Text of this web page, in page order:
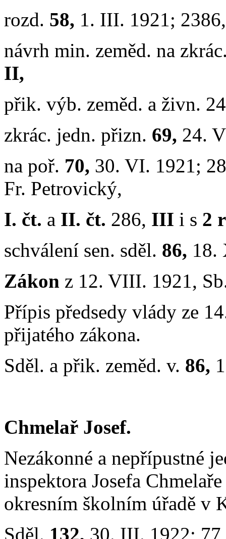
rozd. 58, 1. III. 1921;
návrh min. zeměd. na
II,
přik. výb. zeměd. a živn.
zkrác. jedn. přizn. 69, 24.
na poř. 70, 30. VI. 1921;
Fr. Petrovický,
I. čt. a II. čt. 286, III i s 2
schválení sen. sděl. 86, 18.
Zákon z 12. VIII. 1921,
Přípis předsedy vlády ze
přijatého zákona.
Sděl. a přik. zeměd. v. 86,
Chmelař Josef.
Nezákonné a nepřípustné
inspektora Josefa
okresním školním úřadě v
Sděl. 132, 30. III. 1922;